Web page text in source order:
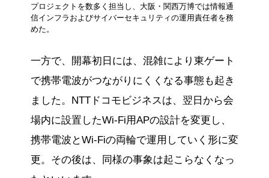
プロジェクトを数多く担当し、大阪・関西万博では情報通
信インフラおよびサイバーセキュリティの運用責任者を務
めた。
一方で、開幕初日には、混雑により東ゲート
で携帯電波がつながりにくくなる事態も起き
ました。NTTドコモビジネスは、翌日から会
場内に設置したWi-Fi用APの設計を変更し、
携帯電波とWi-Fiの両輪で運用していく形に変
更。その後は、同様の事象は起こらなくなっ